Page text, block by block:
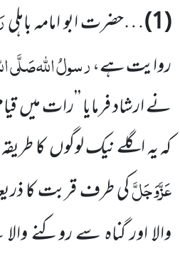
(1) …حضرت ابو امامہ باہلی
روایت ہے،رسولُ اللّٰہصَلَّی
نے ارشاد فرمایا ’’رات میں
کہ یہ اگلے نیک لوگوں کا
عَزَّوَجَلَّکی طرف قربت کا
والا اور گناہ سے روکنے